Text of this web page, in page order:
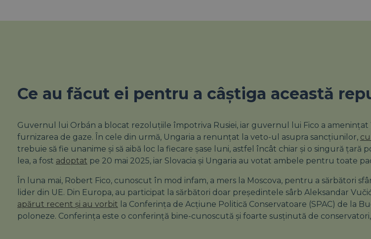
Ce au făcut ei pentru a câștiga această
Guvernul lui Orbán a blocat rezoluțiile împotriva Rusiei, iar guvernul lui Fico a
furnizarea de gaze. În cele din urmă, Ungaria a renunțat la veto-ul asupra sancțiunilor,
trebuie să fie unanime și să aibă loc la fiecare șase luni, astfel încât chiar și o singură
lea, a fost adoptat pe 20 mai 2025, iar Slovacia și Ungaria au votat ambele pentru toate
În luna mai, Robert Fico, cunoscut în mod infam, a mers la Moscova, pentru a sărbători
lider din UE. Din Europa, au participat la sărbători doar președintele sârb Aleksandar
apărut recent și au vorbit la Conferința de Acțiune Politică Conservatoare (SPAC) de la
poloneze. Conferința este o conferință bine-cunoscută și foarte susținută de